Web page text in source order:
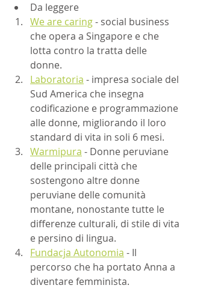
Da leggere
We are caring - social business
che opera a Singapore e che
lotta contro la tratta delle
donne.
Laboratoria - impresa sociale del
Sud America che insegna
codificazione e programmazione
alle donne, migliorando il loro
standard di vita in soli 6 mesi.
Warmipura - Donne peruviane
delle principali città che
sostengono altre donne
peruviane delle comunità
montane, nonostante tutte le
differenze culturali, di stile di vita
e persino di lingua.
Fundacja Autonomia - Il
percorso che ha portato Anna a
diventare femminista.